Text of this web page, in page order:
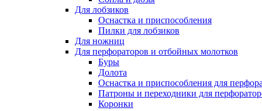
Для лобзиков
Оснастка и приспособления
Пилки для лобзиков
Для ножниц
Для перфораторов и отбойных молотков
Буры
Долота
Оснастка и приспособления для
Патроны и переходники для
Коронки